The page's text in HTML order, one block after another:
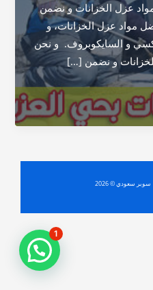
مواد عزل الخزانات و نضمن
مواد عزل الخزانات، و
و السايكوبروف. و نحن
و نضمن […]
سعودي © 2026
1